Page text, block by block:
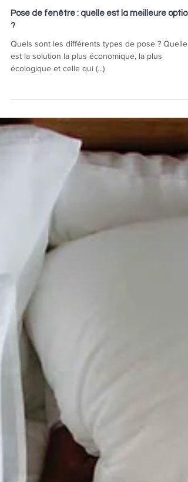
Pose de fenêtre : quelle est la meilleure option
?
Quels sont les différents types de pose ? Quelle
est la solution la plus économique, la plus